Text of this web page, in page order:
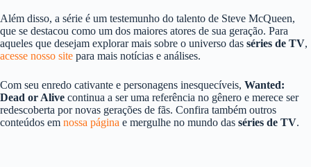
Além disso, a série é um testemunho do talento de Steve McQueen,
que se destacou como um dos maiores atores de sua geração. Para
aqueles que desejam explorar mais sobre o universo das séries de TV,
acesse nosso site para mais notícias e análises.
Com seu enredo cativante e personagens inesquecíveis, Wanted:
Dead or Alive continua a ser uma referência no gênero e merece ser
redescoberta por novas gerações de fãs. Confira também outros
conteúdos em nossa página e mergulhe no mundo das séries de TV.